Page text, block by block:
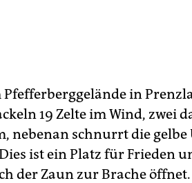
Tage steht im Zeichen der
nachhaltig sein soll: Der
an. In einer anderen
insbesondere von
interveniert. Die Lab-
in
19 Zelte im Wind, zwei
nebenan schnurrt die gelbe
ist ein Platz für Frieden
der Zaun zur Brache öffnet.